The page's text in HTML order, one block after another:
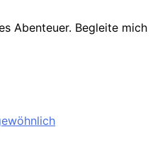
Abenteuer. Begleite mich